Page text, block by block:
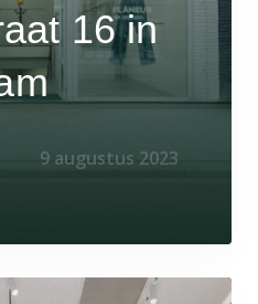
16 in
9 augustus 2023